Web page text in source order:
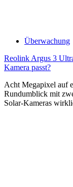
Überwachung
Reolink Argus 3
Kamera passt?
Acht Megapixel auf
Rundumblick mit
Solar-Kameras